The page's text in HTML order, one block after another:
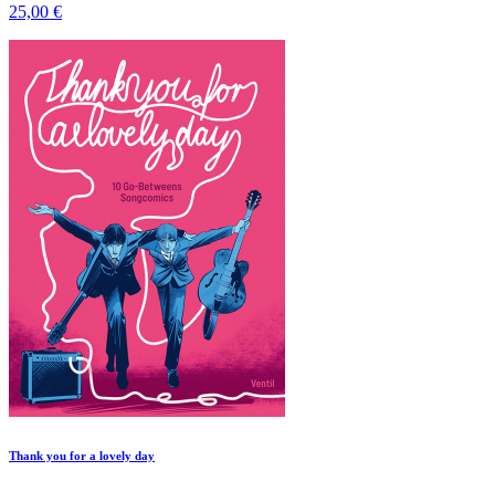
25,00 €
Thank you for a lovely day